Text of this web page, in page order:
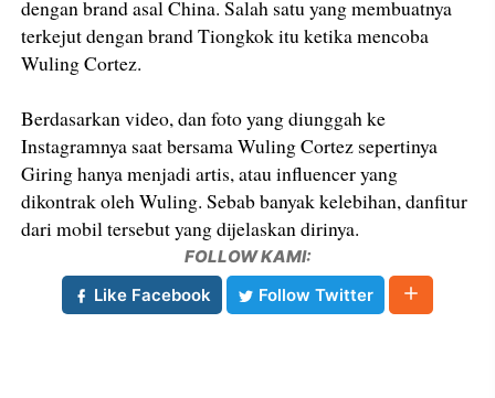
dengan brand asal China. Salah satu yang membuatnya
terkejut dengan brand Tiongkok itu ketika mencoba
Wuling Cortez.
Berdasarkan video, dan foto yang diunggah ke
Instagramnya saat bersama Wuling Cortez sepertinya
Giring hanya menjadi artis, atau influencer yang
dikontrak oleh Wuling. Sebab banyak kelebihan, danfitur
dari mobil tersebut yang dijelaskan dirinya.
FOLLOW KAMI:
Like Facebook
Follow Twitter